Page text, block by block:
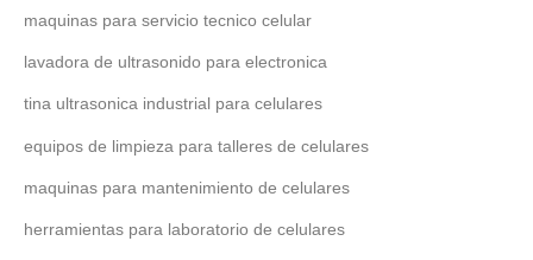
maquinas para servicio tecnico celular
lavadora de ultrasonido para electronica
tina ultrasonica industrial para celulares
equipos de limpieza para talleres de celulares
maquinas para mantenimiento de celulares
herramientas para laboratorio de celulares